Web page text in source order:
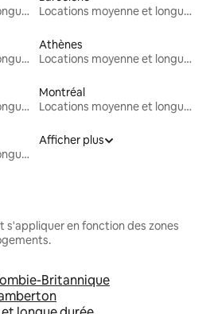
Locations moyenne et longue durée
Locations moyenne et longue durée
Locations moyenne et longue durée
Athènes
Locations moyenne et longue durée
Locations moyenne et longue durée
Montréal
Locations moyenne et longue durée
Locations moyenne et longue durée
Afficher plus
s'appliquer en fonction des zones
Britannique